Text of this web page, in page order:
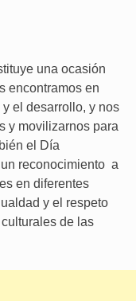
una ocasión
encontramos en
el desarrollo, y nos
y movilizarnos para
el Día
reconocimiento a
en diferentes
y el respeto
de las